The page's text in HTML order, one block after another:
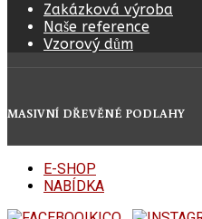
Zakázková výroba
Naše reference
Vzorový dům
MASIVNÍ DŘEVĚNÉ PODLAHY
E-SHOP
NABÍDKA